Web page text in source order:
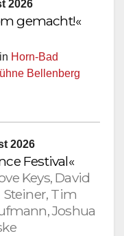
2026
gemacht!«
in Horn-Bad
Bellenberg
2026
Festival«
Keys, David
Steiner, Tim
Joshua